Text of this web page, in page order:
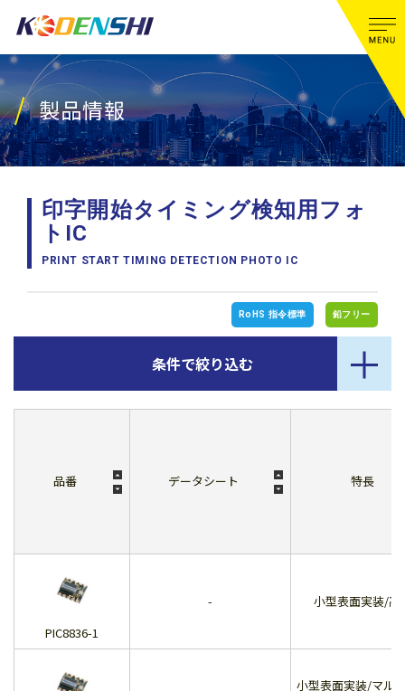
製品情報
印字開始タイミング検知用フォ
トIC
PRINT START TIMING DETECTION PHOTO IC
鉛フリー
RoHS 指令標準
条件で絞り込む
品番 データシート 特長
PIC8836-1
- 小型表面実装/高
小型表面実装/マル